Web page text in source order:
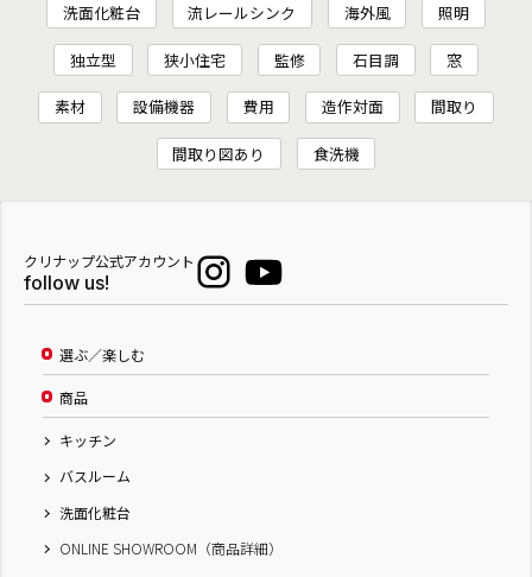
洗面化粧台 流レールシンク 海外風 照明
独立型 狭小住宅 監修 石目調 窓
素材 設備機器 費用 造作対面 間取り
間取り図あり 食洗機
クリナップ公式アカウント
follow us!
選ぶ／楽しむ
商品
キッチン
バスルーム
洗面化粧台
ONLINE SHOWROOM（商品詳細）